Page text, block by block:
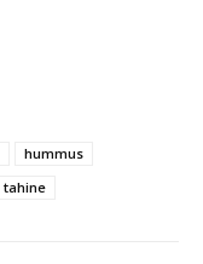
hummus
tahine